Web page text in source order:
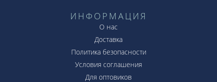
ИНФОРМАЦИЯ
О нас
Доставка
Политика безопасности
Условия соглашения
Для оптовиков